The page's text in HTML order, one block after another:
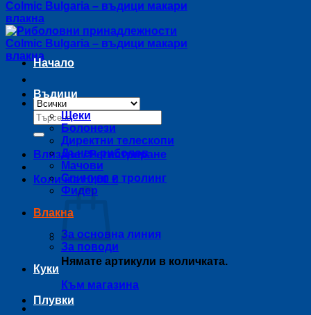
Търсене
за:
Влизане / Регистриране
Количка /0,00 €
Нямате артикули в количката.
Към магазина
Количка
Начало
Въдици
Щеки
Болонези
Директни телескопи
Дънен риболов
Мачови
Спининг и тролинг
Фидер
Влакна
За основна линия
За поводи
Куки
Плувки